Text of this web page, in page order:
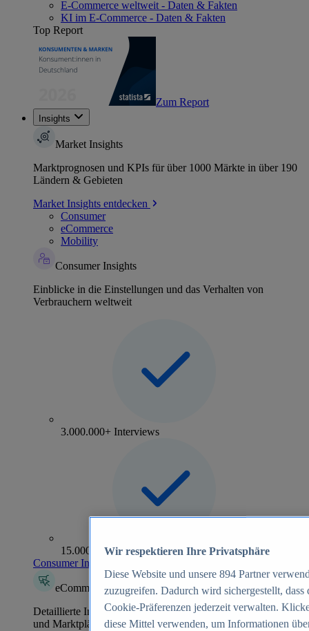
E-Commerce weltweit - Daten & Fakten
KI im E-Commerce - Daten & Fakten
Top Report
Zum Report
Insights
Market Insights
Marktprognosen und KPIs für über 1000 Märkte in über 190
Ländern & Gebieten
Market Insights entdecken
Consumer
eCommerce
Mobility
Consumer Insights
Einblicke in die Einstellungen und das Verhalten von
Verbrauchern weltweit
3.000.000+ Interviews
15.000+ Marken
Consumer Insights entdecken
eCommerce Insights
Detaillierte Informationen zu mehr als 39.000 Online-Shops
und Marktplätzen
Wir respektieren Ihre Privatsphäre
Diese Website und unsere 894 Partner
zuzugreifen. Dadurch wird sichergestellt,
Cookie-Präferenzen jederzeit verwalten.
diese Mittel verwenden, um Informationen